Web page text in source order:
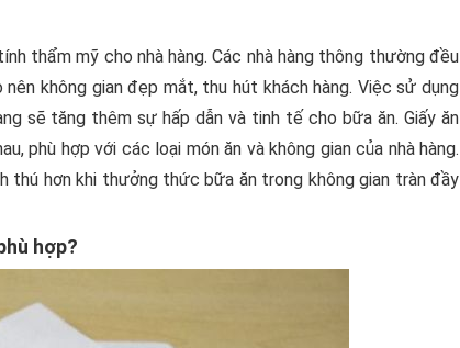
thẩm mỹ cho nhà hàng. Các nhà hàng thông thường đều
không gian đẹp mắt, thu hút khách hàng. Việc sử dụng
sẽ tăng thêm sự hấp dẫn và tinh tế cho bữa ăn. Giấy ăn
phù hợp với các loại món ăn và không gian của nhà hàng.
thú hơn khi thưởng thức bữa ăn trong không gian tràn đầy
hợp?